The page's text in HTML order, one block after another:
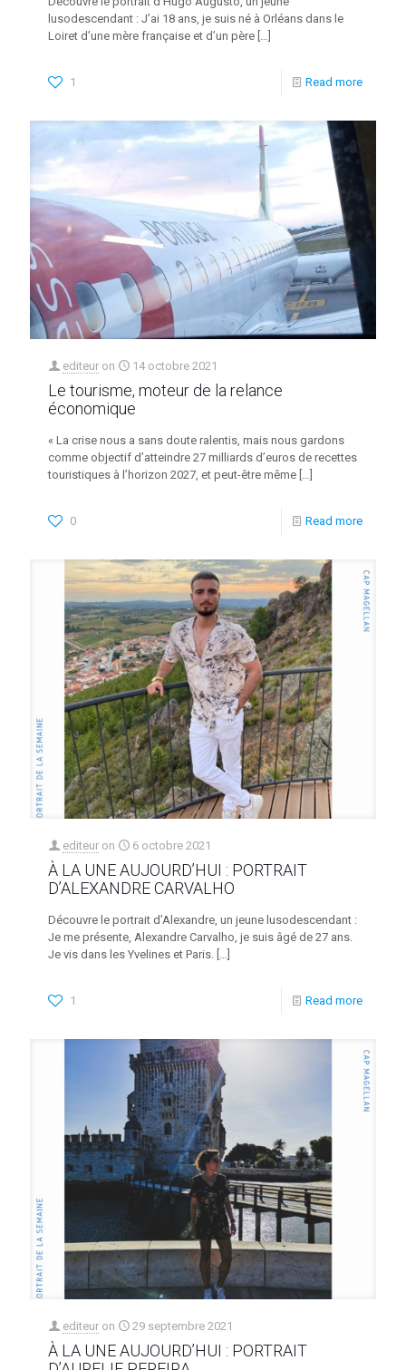
lusodescendant : J’ai 18 ans, je suis né à Orléans dans le
Loiret d’une mère française et d’un père […]
1 Read more
editeur on 14 octobre 2021
Le tourisme, moteur de la relance
économique
« La crise nous a sans doute ralentis, mais nous gardons
comme objectif d’atteindre 27 milliards d’euros de recettes
touristiques à l’horizon 2027, et peut-être même […]
0 Read more
editeur on 6 octobre 2021
À LA UNE AUJOURD’HUI : PORTRAIT
D’ALEXANDRE CARVALHO
Découvre le portrait d’Alexandre, un jeune lusodescendant :
Je me présente, Alexandre Carvalho, je suis âgé de 27 ans.
Je vis dans les Yvelines et Paris. […]
1 Read more
editeur on 29 septembre 2021
À LA UNE AUJOURD’HUI : PORTRAIT